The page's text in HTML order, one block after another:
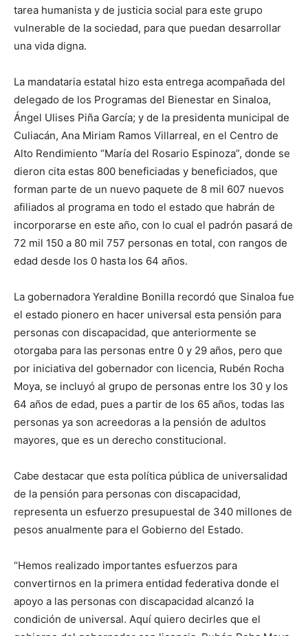
tarea humanista y de justicia social para este grupo
vulnerable de la sociedad, para que puedan desarrollar
una vida digna.
La mandataria estatal hizo esta entrega acompañada del
delegado de los Programas del Bienestar en Sinaloa,
Ángel Ulises Piña García; y de la presidenta municipal de
Culiacán, Ana Miriam Ramos Villarreal, en el Centro de
Alto Rendimiento “María del Rosario Espinoza”, donde se
dieron cita estas 800 beneficiadas y beneficiados, que
forman parte de un nuevo paquete de 8 mil 607 nuevos
afiliados al programa en todo el estado que habrán de
incorporarse en este año, con lo cual el padrón pasará de
72 mil 150 a 80 mil 757 personas en total, con rangos de
edad desde los 0 hasta los 64 años.
La gobernadora Yeraldine Bonilla recordó que Sinaloa fue
el estado pionero en hacer universal esta pensión para
personas con discapacidad, que anteriormente se
otorgaba para las personas entre 0 y 29 años, pero que
por iniciativa del gobernador con licencia, Rubén Rocha
Moya, se incluyó al grupo de personas entre los 30 y los
64 años de edad, pues a partir de los 65 años, todas las
personas ya son acreedoras a la pensión de adultos
mayores, que es un derecho constitucional.
Cabe destacar que esta política pública de universalidad
de la pensión para personas con discapacidad,
representa un esfuerzo presupuestal de 340 millones de
pesos anualmente para el Gobierno del Estado.
“Hemos realizado importantes esfuerzos para
convertirnos en la primera entidad federativa donde el
apoyo a las personas con discapacidad alcanzó la
condición de universal. Aquí quiero decirles que el